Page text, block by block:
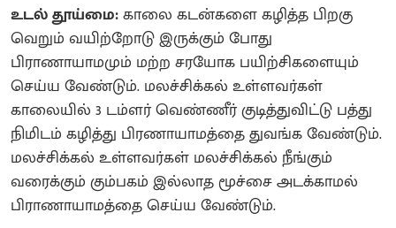
உடல் தூய்மை:காலை கடன்களை கழித்த பிறகு
வெறும் வயிற்றோடு இருக்கும் போது
பிராணாயாமமும் மற்ற சரயோக பயிற்சிகளையும்
செய்ய வேண்டும். மலச்சிக்கல் உள்ளவர்கள்
காலையில் 3 டம்ளர் வெண்ணீர் குடித்துவிட்டு பத்து
நிமிடம் கழித்து பிரணாயாமத்தை துவங்க வேண்டும்.
மலச்சிக்கல் உள்ளவர்கள் மலச்சிக்கல் நீங்கும்
வரைக்கும் கும்பகம் இல்லாத மூச்சை அடக்காமல்
பிராணாயாமத்தை செய்ய வேண்டும்.